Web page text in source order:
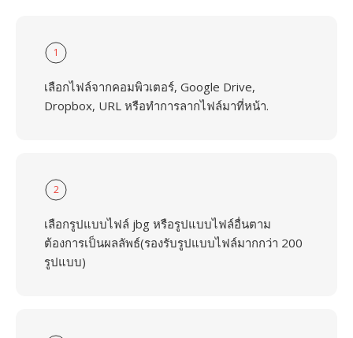
1
เลือกไฟล์จากคอมพิวเตอร์, Google Drive,
Dropbox, URL หรือทำการลากไฟล์มาที่หน้า.
2
เลือกรูปแบบไฟล์ jbg หรือรูปแบบไฟล์อื่นตาม
ต้องการเป็นผลลัพธ์(รองรับรูปแบบไฟล์มากกว่า 200
รูปแบบ)